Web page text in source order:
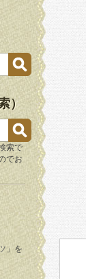
）
索で
でお
」を